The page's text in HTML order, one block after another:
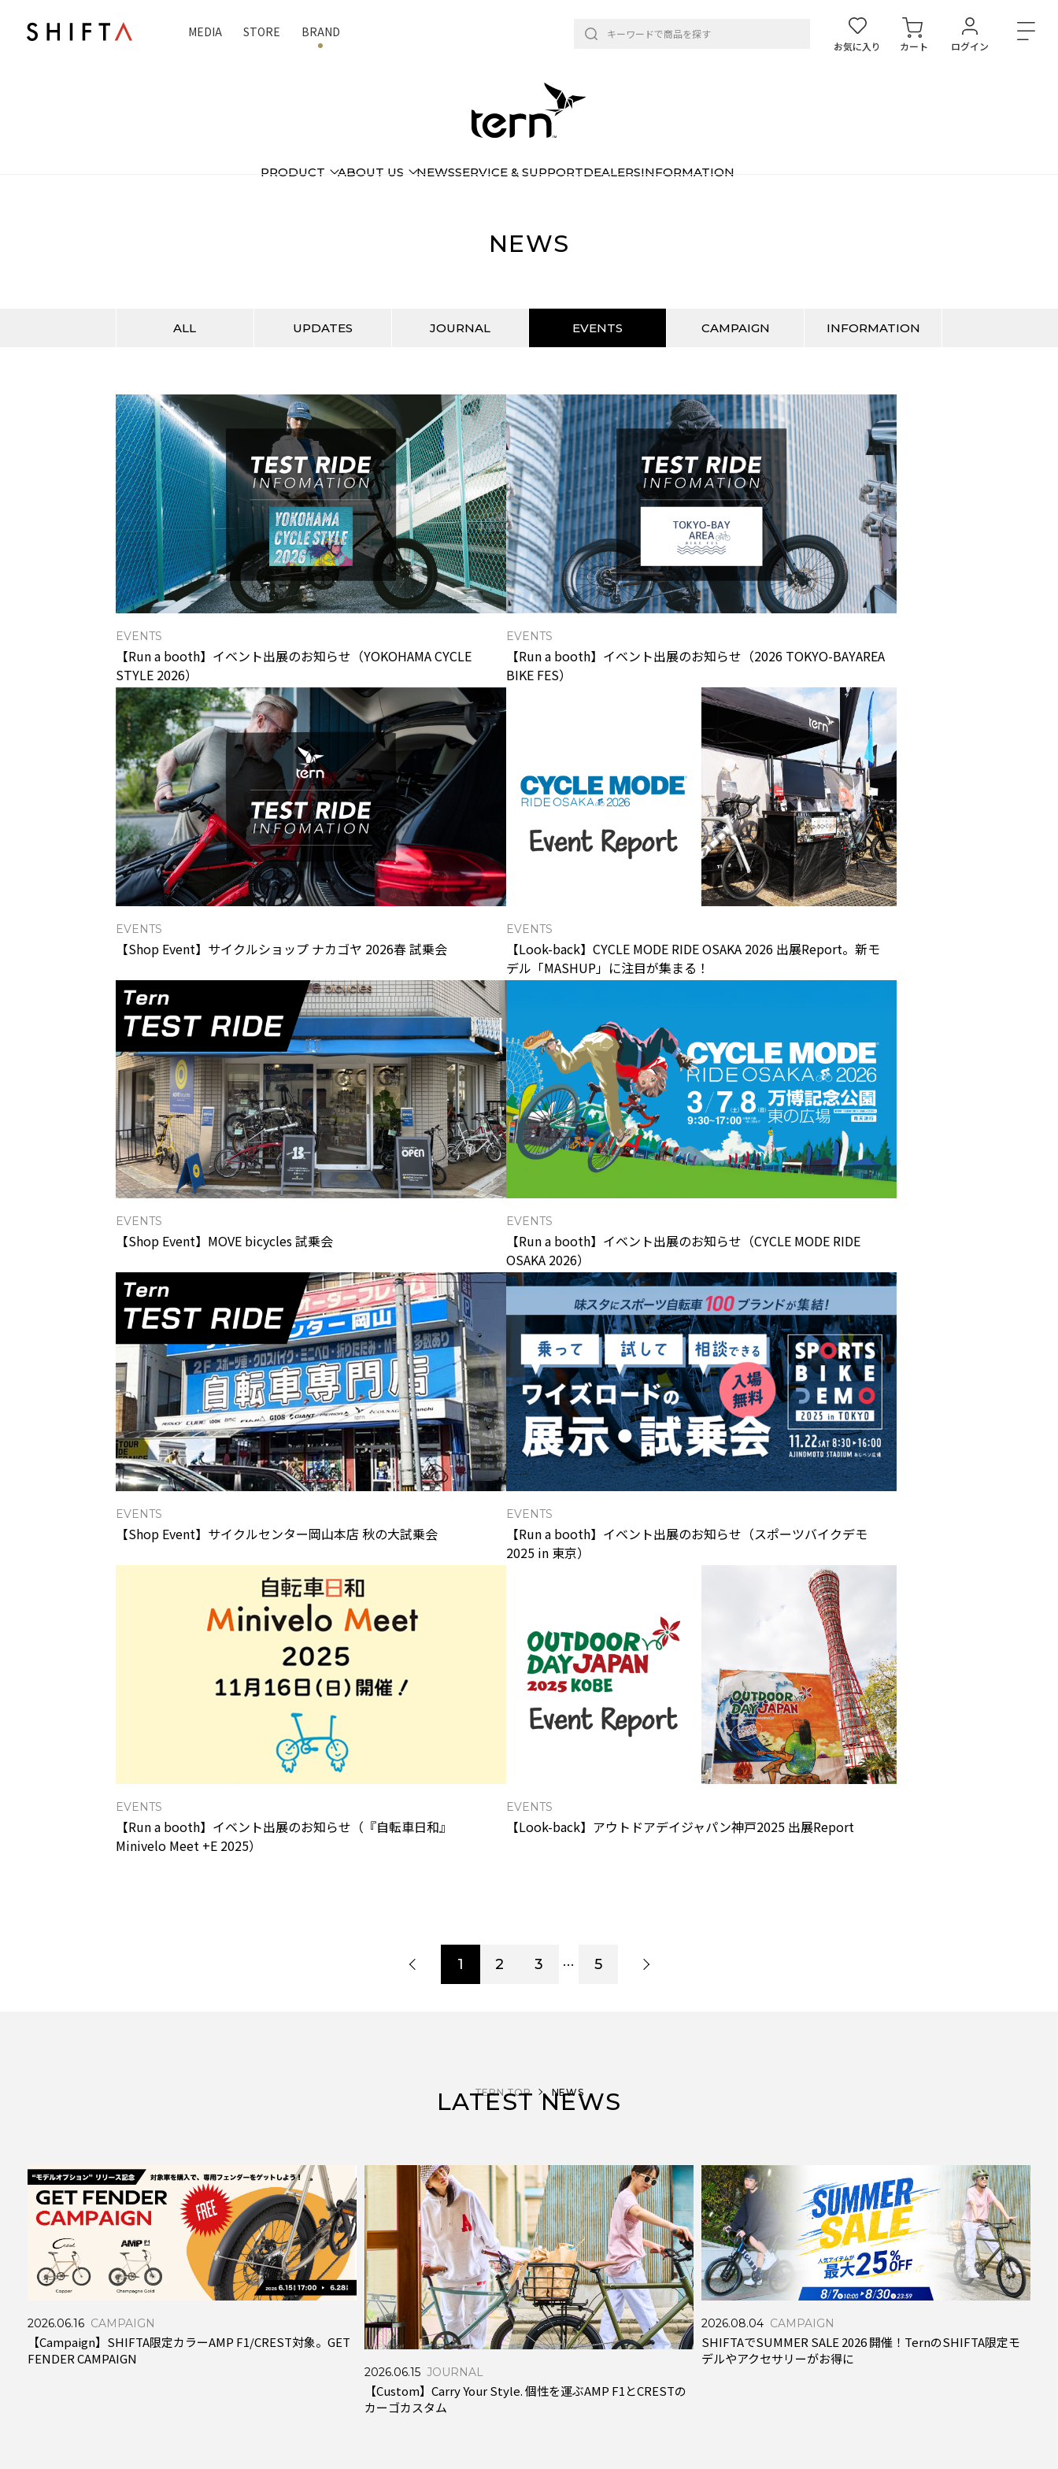
MEDIA STORE BRAND
お気に入り カート ログイン
PRODUCT ABOUT US NEWSSERVICE & SUPPORTDEALERSINFORMATION
NEWS
ALL UPDATES JOURNAL EVENTS CAMPAIGN INFORMATION
EVENTS
【Run a booth】イベント出展のお知らせ（YOKOHAMA CYCLE
STYLE 2026）
EVENTS
【Run a booth】イベント出展のお知らせ（2026 TOKYO-BAYAREA
BIKE FES）
EVENTS
【Shop Event】サイクルショップ ナカゴヤ 2026春 試乗会
EVENTS
【Look-back】CYCLE MODE RIDE OSAKA 2026 出展Report。新モ
デル「MASHUP」に注目が集まる！
EVENTS
【Shop Event】MOVE bicycles 試乗会
EVENTS
【Run a booth】イベント出展のお知らせ（CYCLE MODE RIDE
OSAKA 2026）
EVENTS
【Shop Event】サイクルセンター岡山本店 秋の大試乗会
EVENTS
【Run a booth】イベント出展のお知らせ（スポーツバイクデモ
2025 in 東京）
EVENTS
【Run a booth】イベント出展のお知らせ（『自転車日和』
Minivelo Meet +E 2025）
EVENTS
【Look-back】アウトドアデイジャパン神戸2025 出展Report
1 2 3 … 5
TERN TOP NEWS
LATEST NEWS
2026.06.16 CAMPAIGN
【Campaign】SHIFTA限定カラーAMP F1/CREST対象。GET
FENDER CAMPAIGN
2026.06.15 JOURNAL
【Custom】Carry Your Style. 個性を運ぶAMP F1とCRESTの
カーゴカスタム
2026.08.04 CAMPAIGN
SHIFTAでSUMMER SALE 2026 開催！TernのSHIFTA限定モ
デルやアクセサリーがお得に